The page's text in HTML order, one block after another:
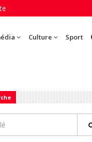
Culture Sport